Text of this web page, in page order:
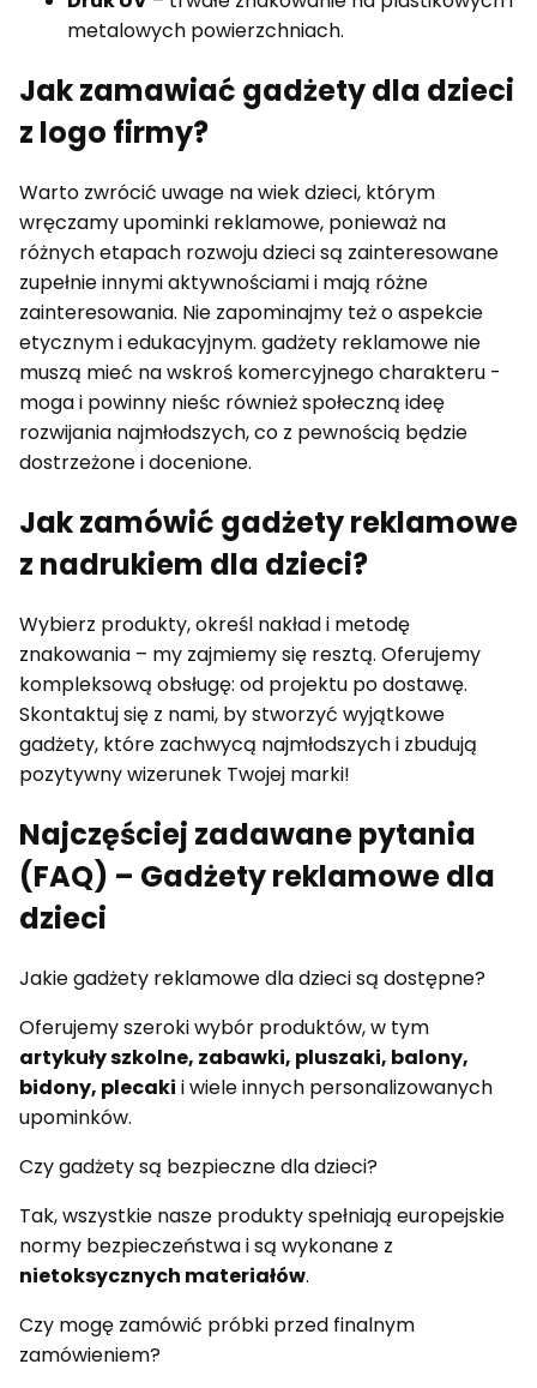
metalowych powierzchniach.
Jak zamawiać gadżety dla dzieci
z logo firmy?
Warto zwrócić uwage na wiek dzieci, którym
wręczamy upominki reklamowe, ponieważ na
różnych etapach rozwoju dzieci są zainteresowane
zupełnie innymi aktywnościami i mają różne
zainteresowania. Nie zapominajmy też o aspekcie
etycznym i edukacyjnym. gadżety reklamowe nie
muszą mieć na wskroś komercyjnego charakteru -
moga i powinny nieśc również społeczną ideę
rozwijania najmłodszych, co z pewnością będzie
dostrzeżone i docenione.
Jak zamówić gadżety reklamowe
z nadrukiem dla dzieci?
Wybierz produkty, określ nakład i metodę
znakowania – my zajmiemy się resztą. Oferujemy
kompleksową obsługę: od projektu po dostawę.
Skontaktuj się z nami, by stworzyć wyjątkowe
gadżety, które zachwycą najmłodszych i zbudują
pozytywny wizerunek Twojej marki!
Najczęściej zadawane pytania
(FAQ) – Gadżety reklamowe dla
dzieci
Jakie gadżety reklamowe dla dzieci są dostępne?
Oferujemy szeroki wybór produktów, w tym
artykuły szkolne, zabawki, pluszaki, balony,
bidony, plecaki i wiele innych personalizowanych
upominków.
Czy gadżety są bezpieczne dla dzieci?
Tak, wszystkie nasze produkty spełniają europejskie
normy bezpieczeństwa i są wykonane z
nietoksycznych materiałów.
Czy mogę zamówić próbki przed finalnym
zamówieniem?